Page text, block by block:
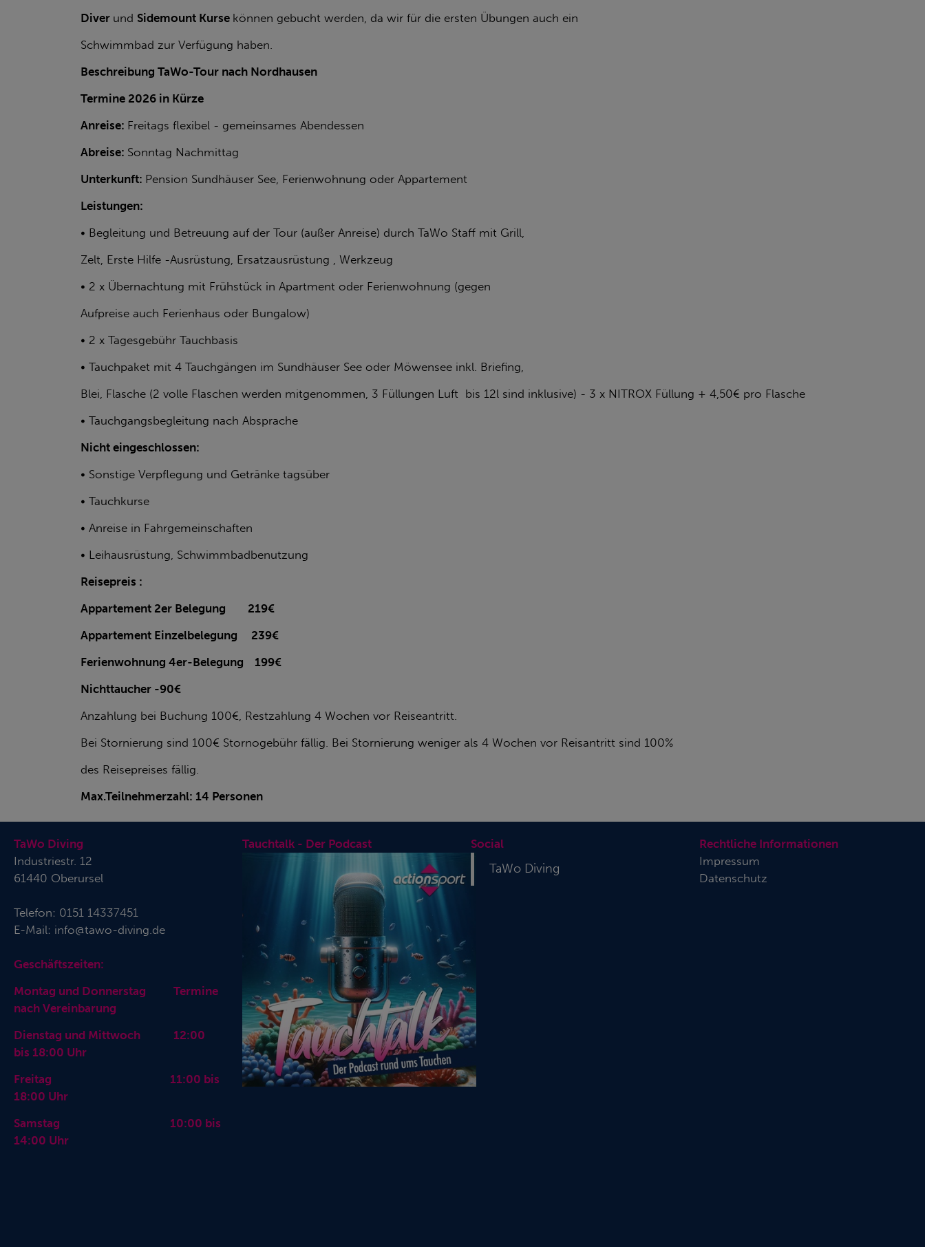
Diver und Sidemount Kurse können gebucht werden, da wir für die ersten Übungen auch ein
Schwimmbad zur Verfügung haben.
Beschreibung TaWo-Tour nach Nordhausen
Termine 2026 in Kürze
Anreise: Freitags flexibel - gemeinsames Abendessen
Abreise: Sonntag Nachmittag
Unterkunft: Pension Sundhäuser See, Ferienwohnung oder Appartement
Leistungen:
• Begleitung und Betreuung auf der Tour (außer Anreise) durch TaWo Staff mit Grill,
Zelt, Erste Hilfe -Ausrüstung, Ersatzausrüstung , Werkzeug
• 2 x Übernachtung mit Frühstück in Apartment oder Ferienwohnung (gegen
Aufpreise auch Ferienhaus oder Bungalow)
• 2 x Tagesgebühr Tauchbasis
• Tauchpaket mit 4 Tauchgängen im Sundhäuser See oder Möwensee inkl. Briefing,
Blei, Flasche (2 volle Flaschen werden mitgenommen, 3 Füllungen Luft bis 12l sind inklusive) - 3 x NITROX Füllung + 4,50€ pro Flasche
• Tauchgangsbegleitung nach Absprache
Nicht eingeschlossen:
• Sonstige Verpflegung und Getränke tagsüber
• Tauchkurse
• Anreise in Fahrgemeinschaften
• Leihausrüstung, Schwimmbadbenutzung
Reisepreis :
Appartement 2er Belegung 219€
Appartement Einzelbelegung 239€
Ferienwohnung 4er-Belegung 199€
Nichttaucher -90€
Anzahlung bei Buchung 100€, Restzahlung 4 Wochen vor Reiseantritt.
Bei Stornierung sind 100€ Stornogebühr fällig. Bei Stornierung weniger als 4 Wochen vor Reisantritt sind 100%
des Reisepreises fällig.
Max.Teilnehmerzahl: 14 Personen
TaWo Diving
Industriestr. 12
61440 Oberursel
Telefon: 0151 14337451
E-Mail: info@tawo-diving.de
Geschäftszeiten:
Montag und Donnerstag Termine
nach Vereinbarung
Dienstag und Mittwoch 12:00
bis 18:00 Uhr
Freitag 11:00 bis
18:00 Uhr
Samstag 10:00 bis
14:00 Uhr
Tauchtalk - Der Podcast Social
TaWo Diving
Rechtliche Informationen
Impressum
Datenschutz